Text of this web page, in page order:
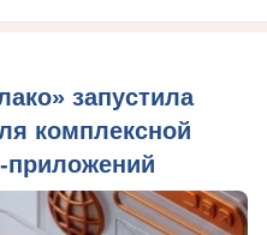
запустила
комплексной
приложений